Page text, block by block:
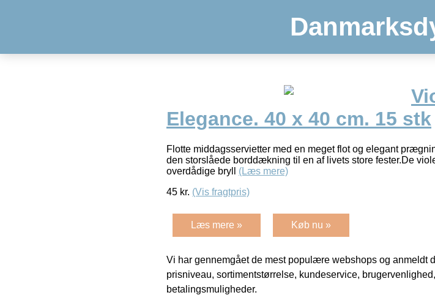
Elegance. 40 x 40 cm. 15 stk
Flotte middagsservietter med en meget flot og elegant
den storslåede borddækning til en af livets store fester.De
overdådige bryll (Læs mere)
45 kr. (Vis fragtpris)
Læs mere » Køb nu »
Vi har gennemgået de mest populære webshops og anmeldt
prisniveau, sortimentstørrelse, kundeservice,
betalingsmuligheder.